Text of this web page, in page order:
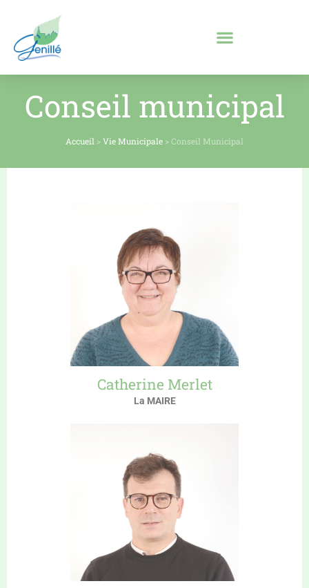
Conseil municipal
Accueil >Vie Municipale >Conseil Municipal
Catherine Merlet
La MAIRE